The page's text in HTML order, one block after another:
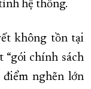
hệ thống.
không tồn tại
“gói chính sách
điểm nghẽn lớn